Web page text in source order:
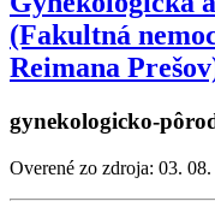
(Fakultná
Reimana
gynekologicko-
Overené zo zdroja: 03.